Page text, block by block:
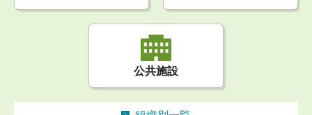
公共施設